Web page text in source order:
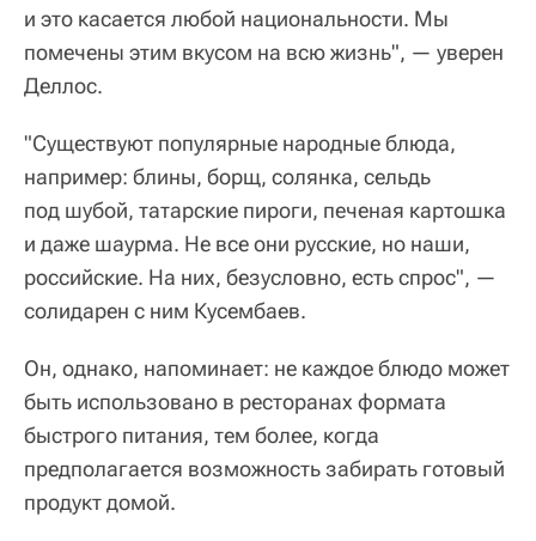
и это касается любой национальности. Мы
помечены этим вкусом на всю жизнь", — уверен
Деллос.
"Существуют популярные народные блюда,
например: блины, борщ, солянка, сельдь
под шубой, татарские пироги, печеная картошка
и даже шаурма. Не все они русские, но наши,
российские. На них, безусловно, есть спрос", —
солидарен с ним Кусембаев.
Он, однако, напоминает: не каждое блюдо может
быть использовано в ресторанах формата
быстрого питания, тем более, когда
предполагается возможность забирать готовый
продукт домой.